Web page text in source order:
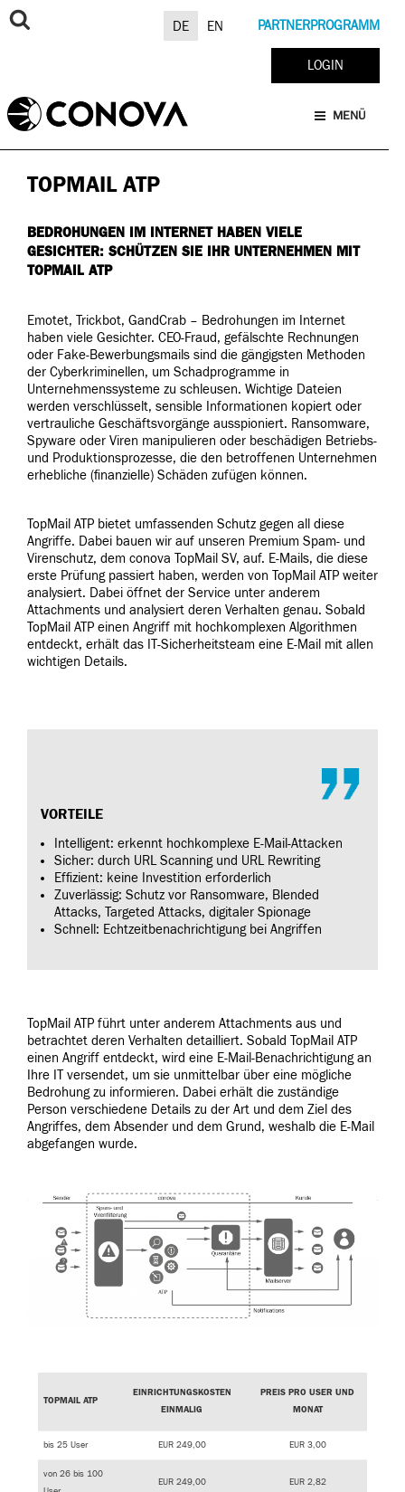
Zum
Inhalt
DE EN PARTNERPROGRAMM
LOGIN
MENÜ
TOPMAIL ATP
BEDROHUNGEN IM INTERNET HABEN VIELE
GESICHTER: SCHÜTZEN SIE IHR UNTERNEHMEN MIT
TOPMAIL ATP
Emotet, Trickbot, GandCrab – Bedrohungen im Internet
haben viele Gesichter. CEO-Fraud, gefälschte Rechnungen
oder Fake-Bewerbungsmails sind die gängigsten Methoden
der Cyberkriminellen, um Schadprogramme in
Unternehmenssysteme zu schleusen. Wichtige Dateien
werden verschlüsselt, sensible Informationen kopiert oder
vertrauliche Geschäftsvorgänge ausspioniert. Ransomware,
Spyware oder Viren manipulieren oder beschädigen Betriebs-
und Produktionsprozesse, die den betroffenen Unternehmen
erhebliche (finanzielle) Schäden zufügen können.
TopMail ATP bietet umfassenden Schutz gegen all diese
Angriffe. Dabei bauen wir auf unseren Premium Spam- und
Virenschutz, dem conova TopMail SV, auf. E-Mails, die diese
erste Prüfung passiert haben, werden von TopMail ATP weiter
analysiert. Dabei öffnet der Service unter anderem
Attachments und analysiert deren Verhalten genau. Sobald
TopMail ATP einen Angriff mit hochkomplexen Algorithmen
entdeckt, erhält das IT-Sicherheitsteam eine E-Mail mit allen
wichtigen Details.
VORTEILE
Intelligent: erkennt hochkomplexe E-Mail-Attacken
Sicher: durch URL Scanning und URL Rewriting
Effizient: keine Investition erforderlich
Zuverlässig: Schutz vor Ransomware, Blended
Attacks, Targeted Attacks, digitaler Spionage
Schnell: Echtzeitbenachrichtigung bei Angriffen
TopMail ATP führt unter anderem Attachments aus und
betrachtet deren Verhalten detailliert. Sobald TopMail ATP
einen Angriff entdeckt, wird eine E-Mail-Benachrichtigung an
Ihre IT versendet, um sie unmittelbar über eine mögliche
Bedrohung zu informieren. Dabei erhält die zuständige
Person verschiedene Details zu der Art und dem Ziel des
Angriffes, dem Absender und dem Grund, weshalb die E-Mail
abgefangen wurde.
TOPMAIL ATP
EINRICHTUNGSKOSTEN
EINMALIG
PREIS PRO USER UND
MONAT
bis 25 User EUR 249,00 EUR 3,00
von 26 bis 100
EUR 249,00 EUR 2,82